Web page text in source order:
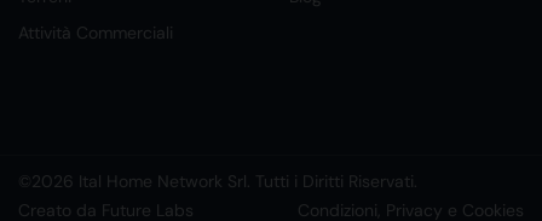
Attività Commerciali
©2026 Ital Home Network Srl. Tutti i Diritti Riservati.
Creato da Future Labs
Condizioni, Privacy e Cookies